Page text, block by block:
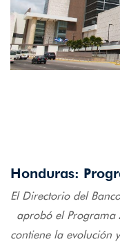
Honduras:
El Directorio del
aprobó el
contiene la evolución